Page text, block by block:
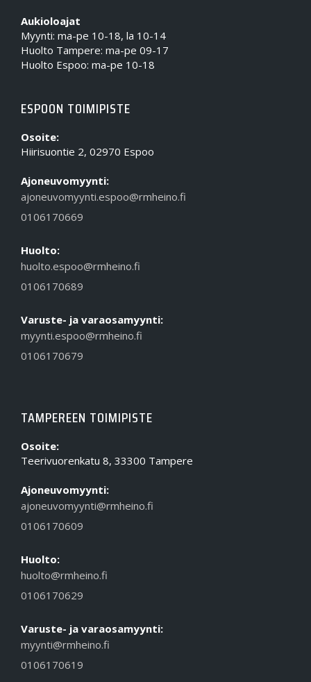
Aukioloajat
Myynti: ma-pe 10-18, la 10-14
Huolto Tampere: ma-pe 09-17
Huolto Espoo: ma-pe 10-18
ESPOON TOIMIPISTE
Osoite:
Hiirisuontie 2, 02970 Espoo
Ajoneuvomyynti:
ajoneuvomyynti.espoo@rmheino.fi
0106170669
Huolto:
huolto.espoo@rmheino.fi
0106170689
Varuste- ja varaosamyynti:
myynti.espoo@rmheino.fi
0106170679
TAMPEREEN TOIMIPISTE
Osoite:
Teerivuorenkatu 8, 33300 Tampere
Ajoneuvomyynti:
ajoneuvomyynti@rmheino.fi
0106170609
Huolto:
huolto@rmheino.fi
0106170629
Varuste- ja varaosamyynti:
myynti@rmheino.fi
0106170619